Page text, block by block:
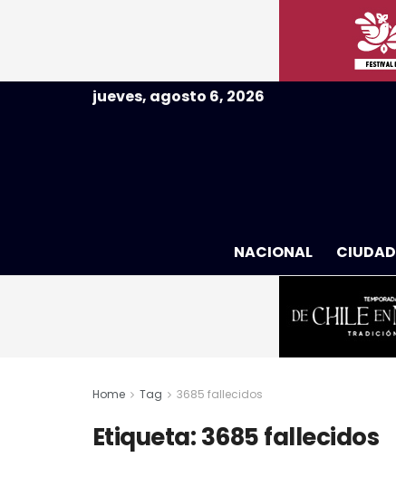
jueves, agosto 6, 2026
NACIONAL CIUDAD
Home Tag 3685 fallecidos
Etiqueta:3685 fallecidos